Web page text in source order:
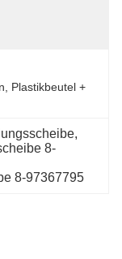
Plastikbeutel +
8-
8-97367795